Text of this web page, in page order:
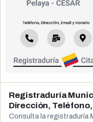
Registraduría
Dirección,
Consulta la registraduría